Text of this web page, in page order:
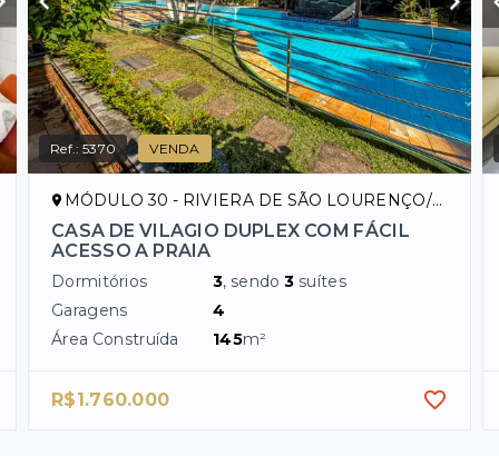
Ref.:5370 VENDA
MÓDULO 30 - RIVIERA DE SÃO LOURENÇO/SP
CASA DE VILAGIO DUPLEX COM FÁCIL
ACESSO A PRAIA
Dormitórios 3, sendo3 suítes
Garagens
4
Área Construída
145m²
R$1.760.000